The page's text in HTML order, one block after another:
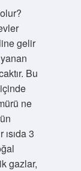
gelir
Bu
ne
3
gazlar,